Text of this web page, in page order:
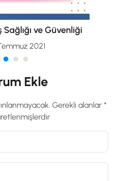
Sağlığı ve Güvenliği
2021
Ekle
Gerekli alanlar *